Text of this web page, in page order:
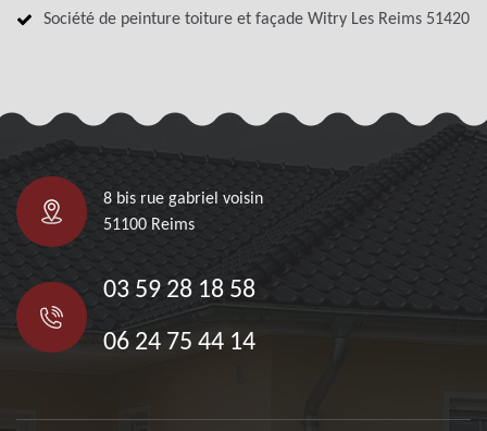
Société de peinture toiture et façade Witry Les Reims 51420
8 bis rue gabriel voisin
51100 Reims
03 59 28 18 58
06 24 75 44 14